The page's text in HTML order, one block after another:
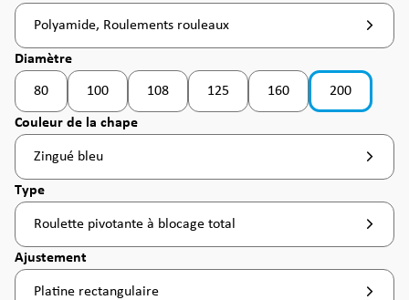
Polyamide, Roulements rouleaux
Sélectionnez
Diamètre
80
(Cette option n'est pas disponible pour le moment. )
100
(Cette option n'est pas disponible pour le moment. )
108
(Cette option n'est pas disponible pour le
125
(Cette option n'est pas disponible
160 200
Sélectionnez
Couleur de la chape
Zingué bleu
Sélectionnez
Type
Roulette pivotante à blocage total
Sélectionnez
Ajustement
Platine rectangulaire